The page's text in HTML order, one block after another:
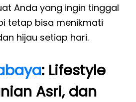
Anda yang ingin tinggal
tetap bisa menikmati
hijau setiap hari.
: Lifestyle
Asri, dan